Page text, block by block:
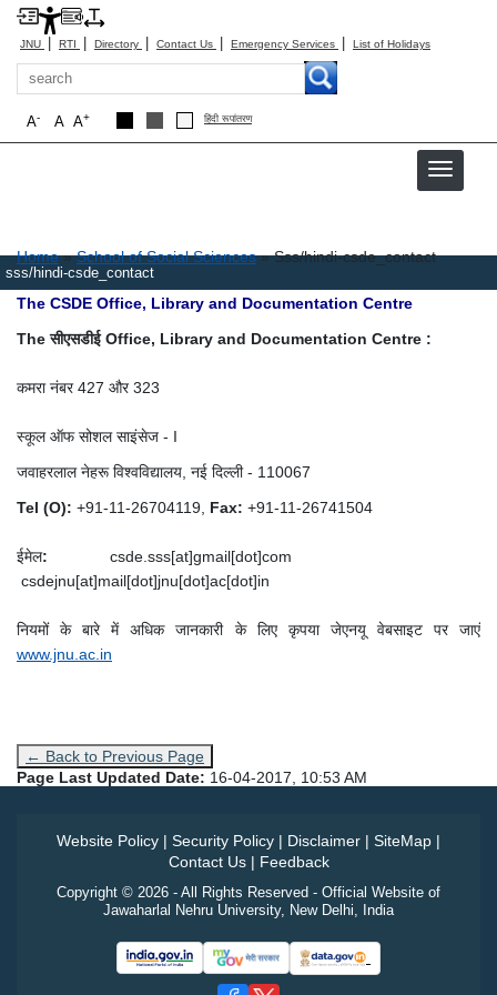
JNU | RTI | Directory | Contact Us | Emergency Services | List of Holidays
Search
A+
A
A- हिंदी रूपांतरण
sss/hindi-csde_contact
Breadcrumb
Home School of Social Sciences Sss/hindi-csde_contact
The CSDE Office, Library and Documentation Centre
The सीएसडीई Office, Library and Documentation Centre :
कमरा नंबर 427 और 323
स्कूल ऑफ सोशल साइंसेज - I
जवाहरलाल नेहरू विश्वविद्यालय, नई दिल्ली - 110067
Tel (O): +91-11-26704119, Fax: +91-11-26741504
ईमेल: csde.sss[at]gmail[dot]com
csdejnu[at]mail[dot]jnu[dot]ac[dot]in
नियमों के बारे में अधिक जानकारी के लिए कृपया जेएनयू वेबसाइट पर जाएं
www.jnu.ac.in
← Back to Previous Page
Page Last Updated Date: 16-04-2017, 10:53 AM
Website Policy | Security Policy | Disclaimer | SiteMap |
Contact Us| Feedback
Copyright © 2026 - All Rights Reserved - Official Website of
Jawaharlal Nehru University, New Delhi, India